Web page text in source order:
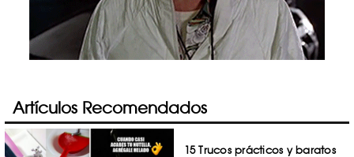
Artículos Recomendados
15 Trucos prácticos y baratos